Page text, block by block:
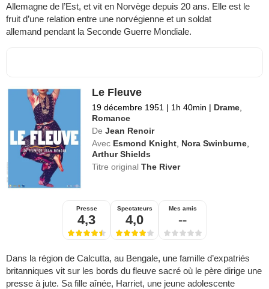
Allemagne de l’Est, et vit en Norvège depuis 20 ans. Elle est le
fruit d’une relation entre une norvégienne et un soldat
allemand pendant la Seconde Guerre Mondiale.
Le Fleuve
19 décembre 1951 | 1h 40min | Drame
Romance
De Jean Renoir
Avec Esmond Knight Nora Swinburne
Arthur Shields
Titre originalThe River
Presse
4,3
Spectateurs
4,0
Mes amis
--
Dans la région de Calcutta, au Bengale, une famille d’expatriés
britanniques vit sur les bords du fleuve sacré où le père dirige une
presse à jute. Sa fille aînée, Harriet, une jeune adolescente